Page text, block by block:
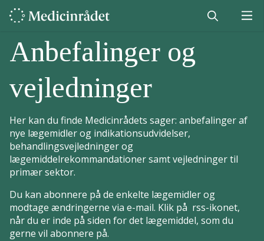
Anbefalinger og
vejledninger
Her kan du finde Medicinrådets sager: anbefalinger af
nye lægemidler og indikationsudvidelser,
behandlingsvejledninger og
lægemiddelrekommandationer samt vejledninger til
primær sektor.
Du kan abonnere på de enkelte lægemidler og
modtage ændringerne via e-mail. Klik på rss-ikonet,
når du er inde på siden for det lægemiddel, som du
gerne vil abonnere på.